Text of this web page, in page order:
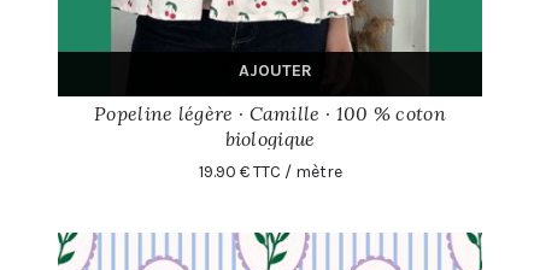
AJOUTER
Popeline légère · Camille · 100 % coton
biologique
19.90 € TTC / mètre